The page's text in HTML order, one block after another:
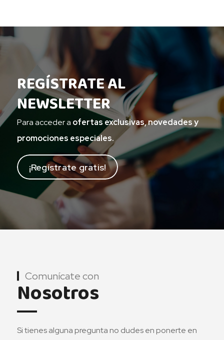
REGÍSTRATE AL
NEWSLETTER
Para acceder a ofertas exclusivas, novedades y
promociones especiales.
¡Regístrate gratis!
Comunícate con
Nosotros
Si tienes alguna pregunta no dudes en ponerte en